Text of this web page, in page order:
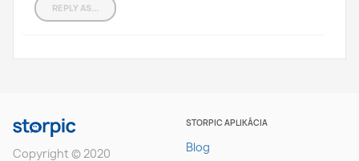
REPLY AS...
Copyright © 2020
STORPIC APLIKÁCIA
Blog